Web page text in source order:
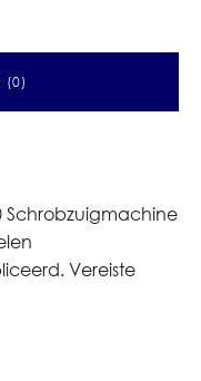
(0)
Schrobzuigmachine
Vereiste